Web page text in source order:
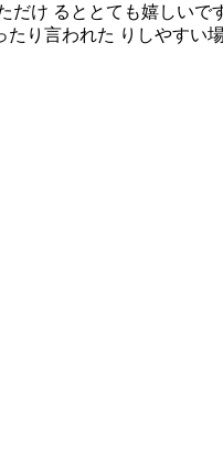
け るととても嬉しい
り言われた りしやすい